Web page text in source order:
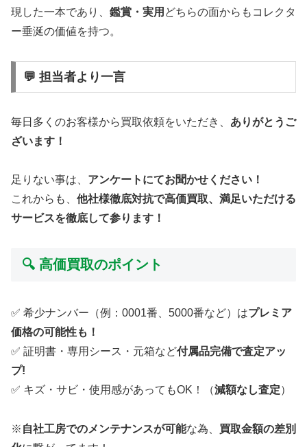
現した一本であり、 鑑賞・実用 どちらの面からもコレクタ
ー垂涎の価値を持つ。
💬 担当者より一言
毎日多くのお客様から買取依頼をいただき、 ありがとうご
ざいます！
足りない事は、 アンケートにてお聞かせください！
これからも、 他社様徹底対抗で高価買取、満足いただける
サービスを徹底して参ります！
🔍 高価買取のポイント
✅ 希少ナンバー（例：0001番、5000番など）はプレミア
価格の可能性も！
✅ 証明書・専用シース・元箱など付属品完備で査定アッ
プ!
✅ キズ・サビ・使用感があってもOK！（減額なし査定）
※ 自社工房でのメンテナンスが可能な為、 買取金額の差別